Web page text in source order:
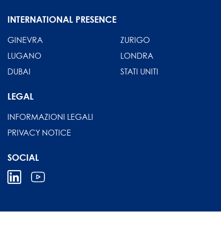
INTERNATIONAL PRESENCE
GINEVRA
ZURIGO
LUGANO
LONDRA
DUBAI
STATI UNITI
LEGAL
INFORMAZIONI LEGALI
PRIVACY NOTICE
SOCIAL